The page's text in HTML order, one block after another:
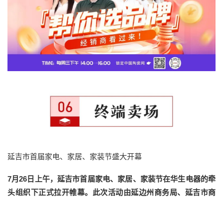
延吉市首届家电、家居、家装节盛大开幕
7月26日上午，延吉市首届家电、家居、家装节在华生电器的牵
头组织下正式拉开帷幕。此次活动由延边州商务局、延吉市商